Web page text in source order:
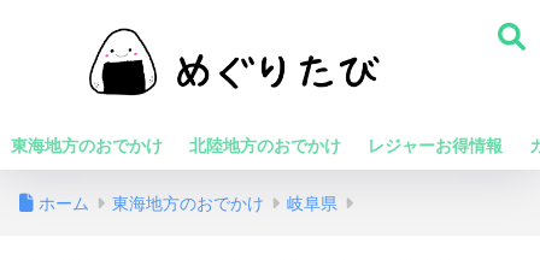
東海地方のおでかけ 北陸地方のおでかけ レジャーお得情報
ホーム 東海地方のおでかけ 岐阜県